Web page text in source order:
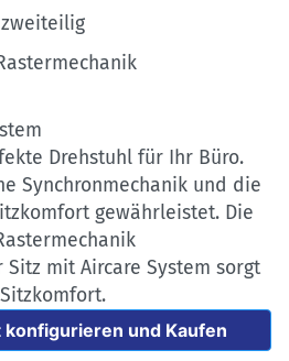
Drehstuhl für Ihr Büro.
Synchronmechanik und die
gewährleistet. Die
mit Aircare System sorgt
und Kaufen